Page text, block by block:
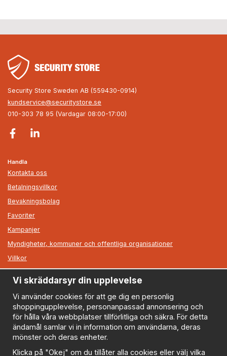
Security Store Sweden AB (559430-0914)
kundservice@securitystore.se
010-303 78 95 (Vardagar 08:00-17:00)
Handla
Kontakta oss
Betalningsvillkor
Bevakningsbolag
Favoriter
Kampanjer
Myndigheter, kommuner och offentliga organisationer
Villkor
Information
Om oss
Nyheter
Nyhetsbrev
Logga in
Om cookies
Vi skräddarsyr din upplevelse
Vi använder cookies för att ge dig en personlig
shoppingupplevelse, personanpassad annonsering och
för hålla våra webbplatser tillförlitliga och säkra. För detta
ändamål samlar vi in information om användarna, deras
mönster och deras enheter.
Klicka på "Okej" om du tillåter alla cookies eller välj vilka